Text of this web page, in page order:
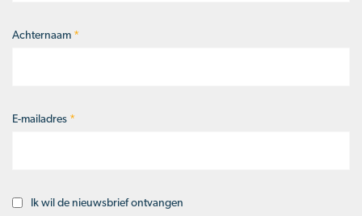
Achternaam *
E-mailadres *
Opt-Ik wil de nieuwsbrief ontvangen